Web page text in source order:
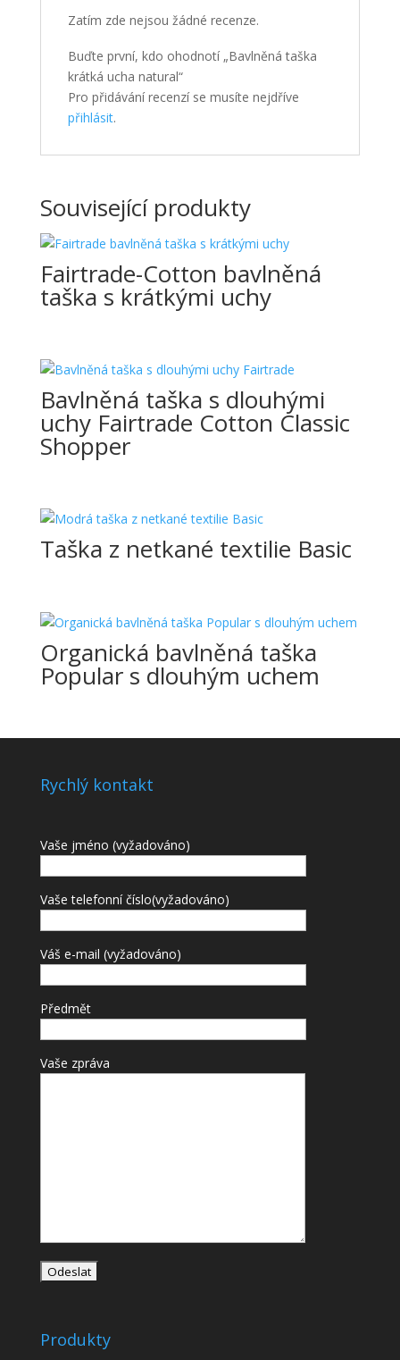
Zatím zde nejsou žádné recenze.
Buďte první, kdo ohodnotí „Bavlněná taška
krátká ucha natural“
Pro přidávání recenzí se musíte nejdříve
přihlásit.
Související produkty
Fairtrade-Cotton bavlněná
taška s krátkými uchy
Bavlněná taška s dlouhými
uchy Fairtrade Cotton Classic
Shopper
Taška z netkané textilie Basic
Organická bavlněná taška
Popular s dlouhým uchem
Rychlý kontakt
Vaše jméno (vyžadováno)
Vaše telefonní číslo(vyžadováno)
Váš e-mail (vyžadováno)
Předmět
Vaše zpráva
Produkty